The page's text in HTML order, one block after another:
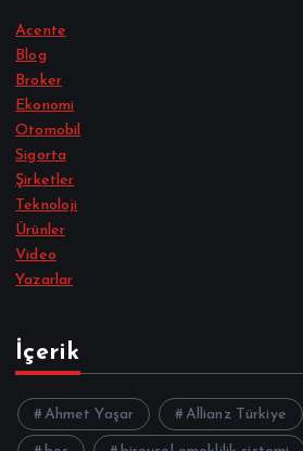
Acente
Blog
Broker
Ekonomi
Otomobil
Sigorta
Şirketler
Teknoloji
Ürünler
Video
Yazarlar
İçerik
Ahmet Yaşar Allianz Türkiye